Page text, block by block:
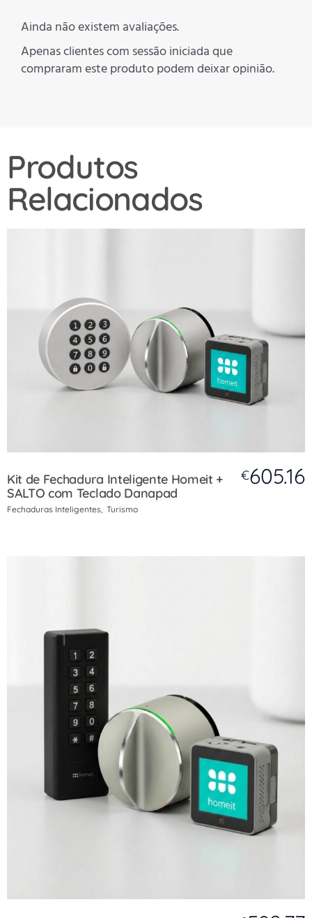
Ainda não existem avaliações.
Apenas clientes com sessão iniciada que
compraram este produto podem deixar opinião.
Produtos
Relacionados
Kit de Fechadura Inteligente Homeit +
SALTO com Teclado Danapad
€605.16
Fechaduras Inteligentes Turismo